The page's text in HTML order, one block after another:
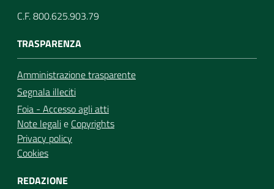
C.F. 800.625.903.79
TRASPARENZA
Amministrazione trasparente
Segnala illeciti
Foia - Accesso agli atti
Note legalie Copyrights
Privacy policy
Cookies
REDAZIONE